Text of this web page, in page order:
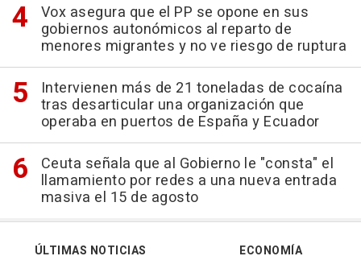
Vox asegura que el PP se opone en sus
gobiernos autonómicos al reparto de
menores migrantes y no ve riesgo de ruptura
Intervienen más de 21 toneladas de cocaína
tras desarticular una organización que
operaba en puertos de España y Ecuador
Ceuta señala que al Gobierno le "consta" el
llamamiento por redes a una nueva entrada
masiva el 15 de agosto
ÚLTIMAS NOTICIAS
ECONOMÍA